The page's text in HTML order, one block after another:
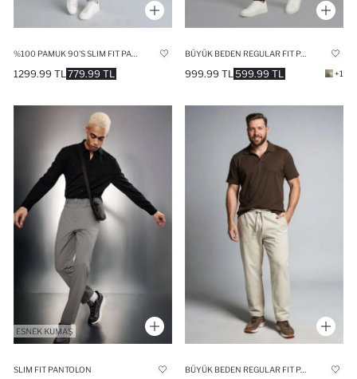
779.99 TL
1299.99 TL
BÜYÜK BEDEN REGULAR FIT PANTOLON
599.99 TL
999.99 TL +1
SLIM FIT PANTOLON BÜYÜK BEDEN REGULAR FIT PANTOLON